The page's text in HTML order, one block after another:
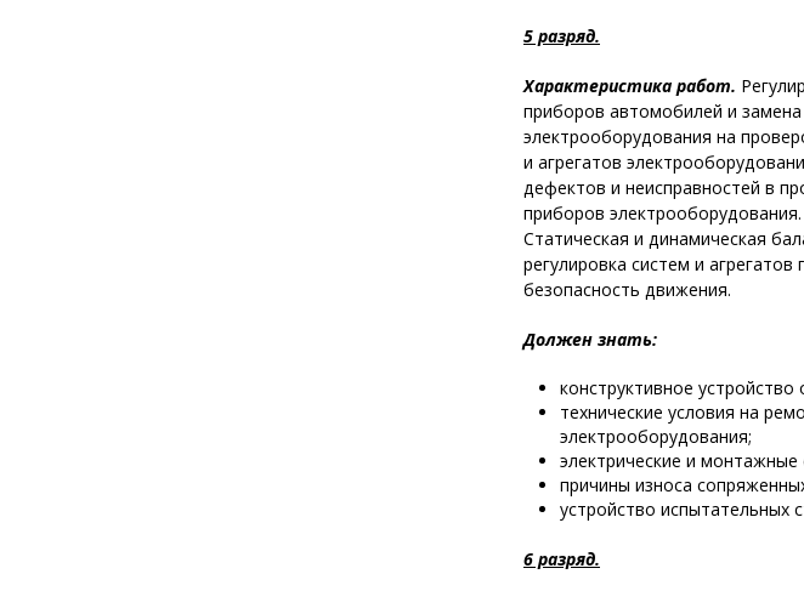
5 разряд.
Характеристика работ.
приборов автомобилей и
электрооборудования на
и агрегатов
дефектов и неисправностей в
приборов
Статическая и динамическая
регулировка систем и
безопасность движения.
Должен знать:
конструктивное
технические условия на
электрооборудования;
электрические и
причины износа
устройство испытательных
6 разряд.